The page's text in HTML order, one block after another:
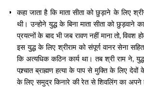
कहा जाता है कि माता सीता को छुड़ाने के लिए
थी। उन्होने युद्ध के बिना माता सीता को छुड़वाने
प्रयत्नों के बाद भी जब रावण नहीं माना तो, विवश
इस युद्ध के लिए श्रीराम को संपूर्ण वानर सेना
कि अत्यधिक कठिन कार्य था। तब श्री राम ने,
पश्र्चात ब्राह्मण हत्या के पाप से मुक्ति के लिए
के लिए समुद्र किनारे की रेत से शिवलिंग का अपने